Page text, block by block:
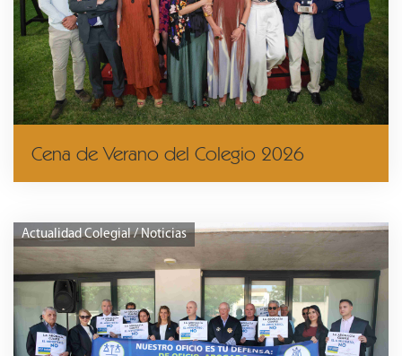
Cena de Verano del Colegio 2026
Actualidad Colegial / Noticias